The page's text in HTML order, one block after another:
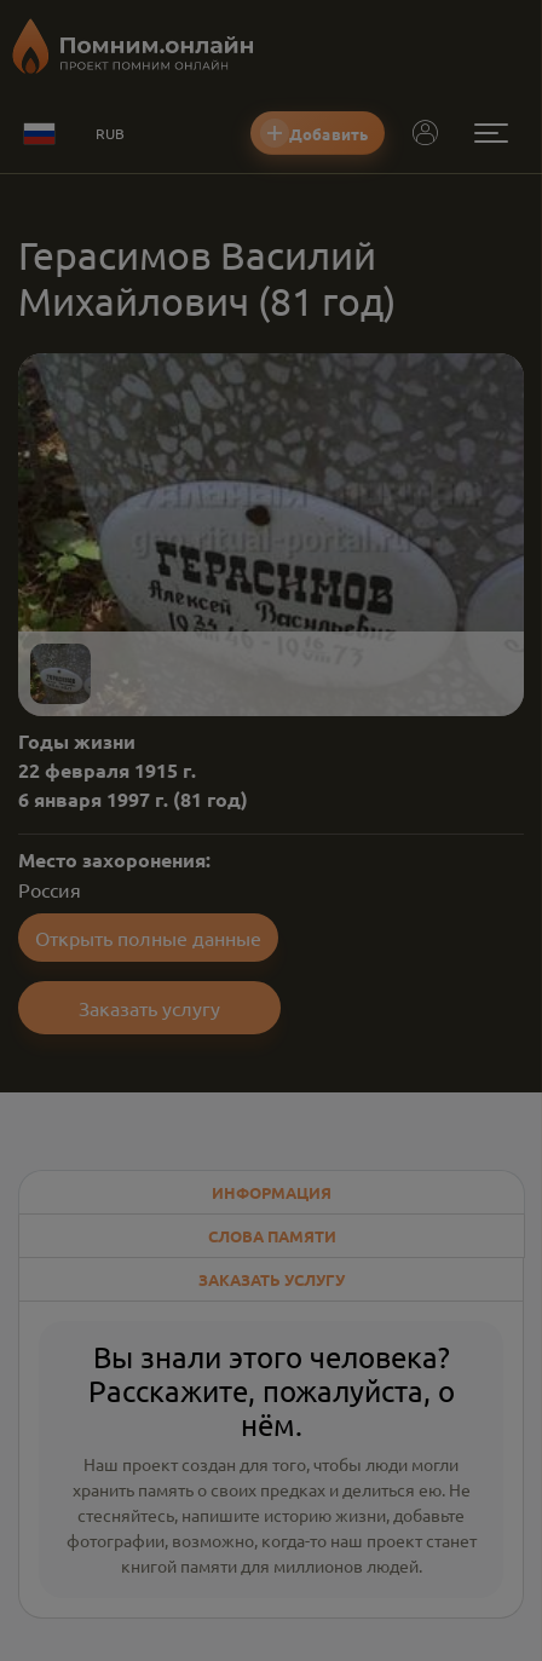
RUB Добавить
Герасимов Василий
Михайлович (81 год)
Годы жизни
22 февраля 1915 г.
6 января 1997 г. (81 год)
Место захоронения:
Россия
Открыть полные данные
Заказать услугу
ИНФОРМАЦИЯ
СЛОВА ПАМЯТИ
ЗАКАЗАТЬ УСЛУГУ
Вы знали этого человека?
Расскажите, пожалуйста, о
нём.
Наш проект создан для того, чтобы люди могли
хранить память о своих предках и делиться ею. Не
стесняйтесь, напишите историю жизни, добавьте
фотографии, возможно, когда-то наш проект станет
книгой памяти для миллионов людей.